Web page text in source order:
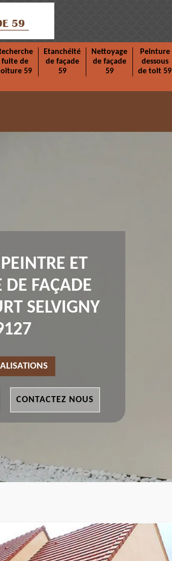
fuite de
59
Etanchéité
de façade
59
Nettoyage
de façade
59
Peinture
dessous
de toit 59
ET
DE FAÇADE
SELVIGNY
CONTACTEZ NOUS